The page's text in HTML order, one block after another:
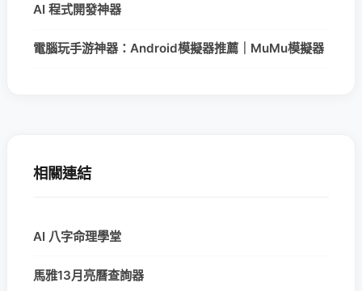
AI 程式開發神器
電腦玩手游神器：Android模擬器推薦｜MuMu模擬器
相關連結
AI 八字命理學堂
馬雅13月亮曆查詢器